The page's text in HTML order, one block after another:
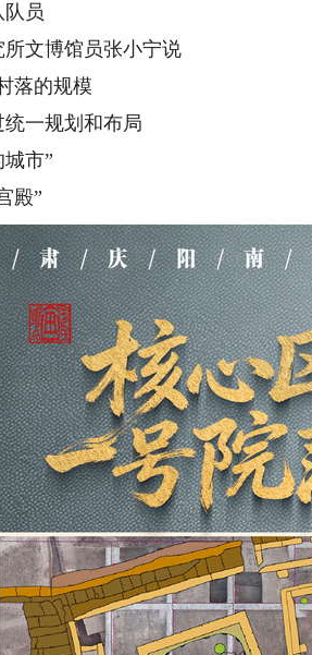
员
文博馆员张小宁说
落的规模
一规划和布局
市”
殿”